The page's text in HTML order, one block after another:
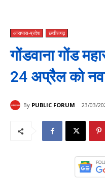
आसपास-प्रदेश छत्तीसगढ़
गोंडवाना गोंड
24 अप्रैल को
By PUBLIC FORUM 23/03/